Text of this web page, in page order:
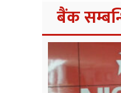
बैंक